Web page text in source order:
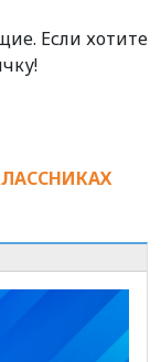
Если хотите